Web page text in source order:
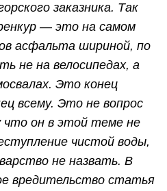
заказника. Так
— это на самом
асфальта шириной, по
не на велосипедах, а
Это конец
всему. Это не вопрос
что он в этой теме не
чистой воды,
не назвать. В
вредительство статья